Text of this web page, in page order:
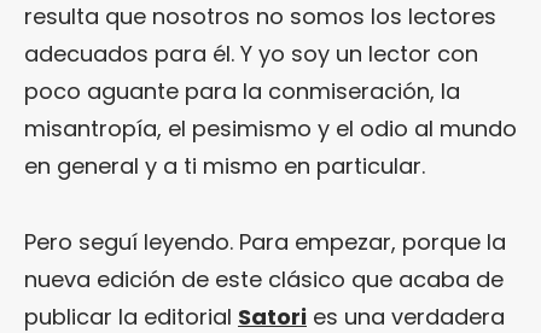
resulta que nosotros no somos los lectores
adecuados para él. Y yo soy un lector con
poco aguante para la conmiseración, la
misantropía, el pesimismo y el odio al mundo
en general y a ti mismo en particular.
Pero seguí leyendo. Para empezar, porque la
nueva edición de este clásico que acaba de
publicar la editorial Satori es una verdadera